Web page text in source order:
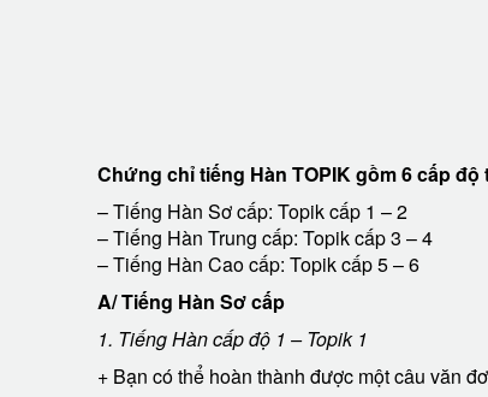
Chứng chỉ tiếng Hàn TOPIK gồm 6 cấp
– Tiếng Hàn Sơ cấp: Topik cấp 1 – 2
– Tiếng Hàn Trung cấp: Topik cấp 3 – 4
– Tiếng Hàn Cao cấp: Topik cấp 5 – 6
A/ Tiếng Hàn Sơ cấp
1. Tiếng Hàn cấp độ 1 – Topik 1
+ Bạn có thể hoàn thành được một câu văn